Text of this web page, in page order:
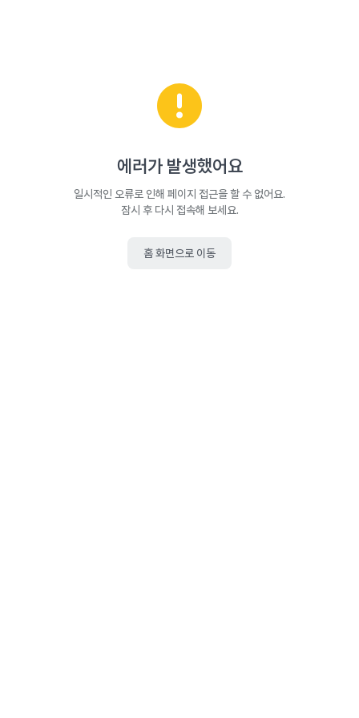
에러가 발생했어요
일시적인 오류로 인해 페이지 접근을 할 수 없어요.
잠시 후 다시 접속해 보세요.
홈 화면으로 이동